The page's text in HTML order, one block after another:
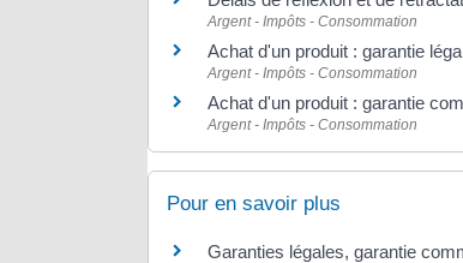
Argent - Impôts - Consommation
Achat d'un produit : garantie
Argent - Impôts - Consommation
Achat d'un produit : garantie
Argent - Impôts - Consommation
Pour en savoir plus
Garanties légales, garantie